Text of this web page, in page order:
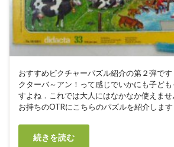
おすすめピクチャーパズル紹介の第２弾で
クターバ～アン！って感じでいかにも子ど
すよね．これでは大人にはなかなか使えま
お持ちのOTRにこちらのパズルを紹介しま
続きを読む